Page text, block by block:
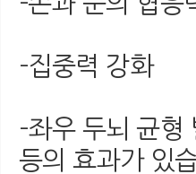
-집중력 강화
-좌우 두뇌 균형
등의 효과가 있